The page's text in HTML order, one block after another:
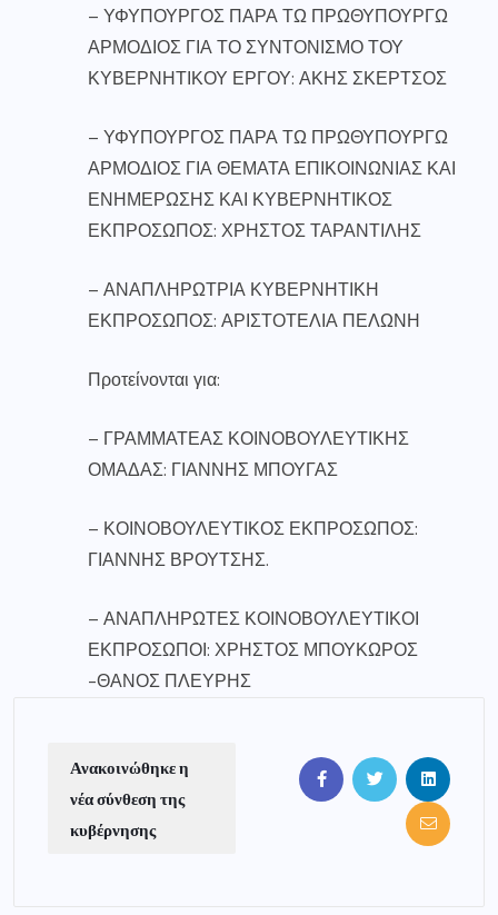
– ΥΦΥΠΟΥΡΓΟΣ ΠΑΡΑ ΤΩ ΠΡΩΘΥΠΟΥΡΓΩ
ΑΡΜΟΔΙΟΣ ΓΙΑ ΤΟ ΣΥΝΤΟΝΙΣΜΟ ΤΟΥ
ΚΥΒΕΡΝΗΤΙΚΟΥ ΕΡΓΟΥ: ΑΚΗΣ ΣΚΕΡΤΣΟΣ
– ΥΦΥΠΟΥΡΓΟΣ ΠΑΡΑ ΤΩ ΠΡΩΘΥΠΟΥΡΓΩ
ΑΡΜΟΔΙΟΣ ΓΙΑ ΘΕΜΑΤΑ ΕΠΙΚΟΙΝΩΝΙΑΣ ΚΑΙ
ΕΝΗΜΕΡΩΣΗΣ ΚΑΙ ΚΥΒΕΡΝΗΤΙΚΟΣ
ΕΚΠΡΟΣΩΠΟΣ: ΧΡΗΣΤΟΣ ΤΑΡΑΝΤΙΛΗΣ
– ΑΝΑΠΛΗΡΩΤΡΙΑ ΚΥΒΕΡΝΗΤΙΚΗ
ΕΚΠΡΟΣΩΠΟΣ: ΑΡΙΣΤΟΤΕΛΙΑ ΠΕΛΩΝΗ
Προτείνονται για:
– ΓΡΑΜΜΑΤΕΑΣ ΚΟΙΝΟΒΟΥΛΕΥΤΙΚΗΣ
ΟΜΑΔΑΣ: ΓΙΑΝΝΗΣ ΜΠΟΥΓΑΣ
– ΚΟΙΝΟΒΟΥΛΕΥΤΙΚΟΣ ΕΚΠΡΟΣΩΠΟΣ:
ΓΙΑΝΝΗΣ ΒΡΟΥΤΣΗΣ.
– ΑΝΑΠΛΗΡΩΤΕΣ ΚΟΙΝΟΒΟΥΛΕΥΤΙΚΟΙ
ΕΚΠΡΟΣΩΠΟΙ: ΧΡΗΣΤΟΣ ΜΠΟΥΚΩΡΟΣ
-ΘΑΝΟΣ ΠΛΕΥΡΗΣ
Ανακοινώθηκε η
νέα σύνθεση της
κυβέρνησης